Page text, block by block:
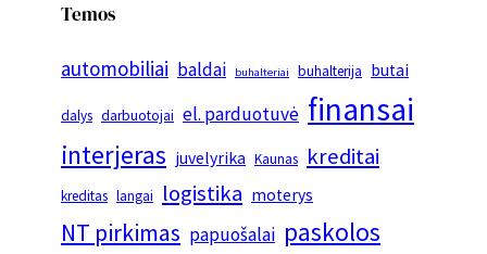
Temos
automobiliai baldai buhalteriai buhalterija butai
dalys darbuotojai el. parduotuvė finansai
interjeras juvelyrika Kaunas kreditai
kreditas langai logistika moterys
NT pirkimas papuošalai paskolos